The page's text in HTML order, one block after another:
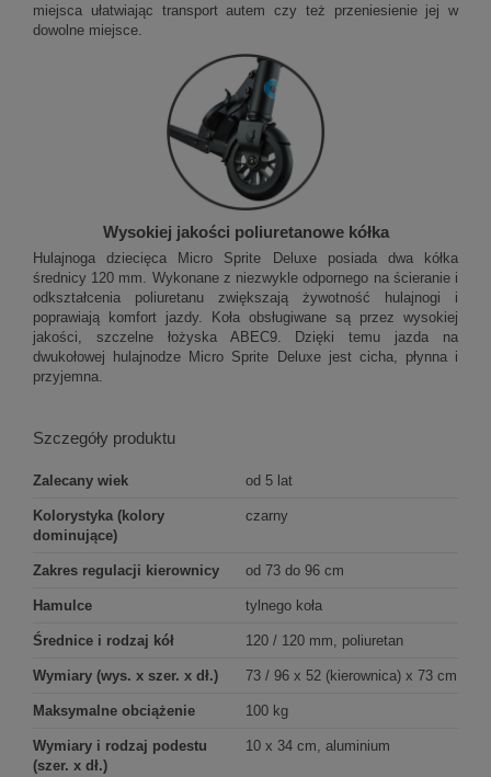
miejsca ułatwiając transport autem czy też przeniesienie jej w
dowolne miejsce.
Wysokiej jakości poliuretanowe kółka
Hulajnoga dziecięca Micro Sprite Deluxe posiada dwa kółka
średnicy 120 mm. Wykonane z niezwykle odpornego na ścieranie i
odkształcenia poliuretanu zwiększają żywotność hulajnogi i
poprawiają komfort jazdy. Koła obsługiwane są przez wysokiej
jakości, szczelne łożyska ABEC9. Dzięki temu jazda na
dwukołowej hulajnodze Micro Sprite Deluxe jest cicha, płynna i
przyjemna.
Szczegóły produktu
Zalecany wiek od 5 lat
Kolorystyka (kolory
dominujące)
czarny
Zakres regulacji kierownicy od 73 do 96 cm
Hamulce tylnego koła
Średnice i rodzaj kół 120 / 120 mm, poliuretan
Wymiary (wys. x szer. x dł.) 73 / 96 x 52 (kierownica) x 73 cm
Maksymalne obciążenie 100 kg
Wymiary i rodzaj podestu
(szer. x dł.)
10 x 34 cm, aluminium